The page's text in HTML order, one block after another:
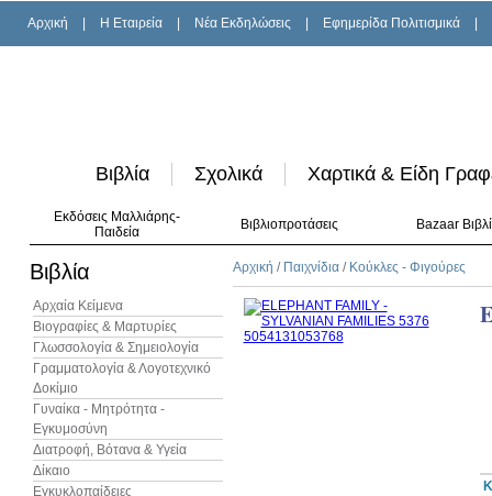
Αρχική H Εταιρεία Νέα Εκδηλώσεις Εφημερίδα Πολιτισμικά
Βιβλία Σχολικά Χαρτικά & Είδη
Εκδόσεις Μαλλιάρης-
Παιδεία
Βιβλιοπροτάσεις Bazaar
Βιβλία
Αρχαία Κείμενα
Βιογραφίες & Μαρτυρίες
Γλωσσολογία & Σημειολογία
Γραμματολογία & Λογοτεχνικό
Δοκίμιο
Γυναίκα - Μητρότητα -
Εγκυμοσύνη
Διατροφή, Βότανα & Υγεία
Δίκαιο
Εγκυκλοπαίδειες
Αρχική / Παιχνίδια / Κούκλες - Φιγούρες